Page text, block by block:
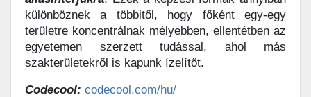
különböznek a többitől, hogy főként egy-egy
területre koncentrálnak mélyebben, ellentétben az
egyetemen szerzett tudással, ahol más
szakterületekről is kapunk ízelítőt.
Codecool: codecool.com/hu/